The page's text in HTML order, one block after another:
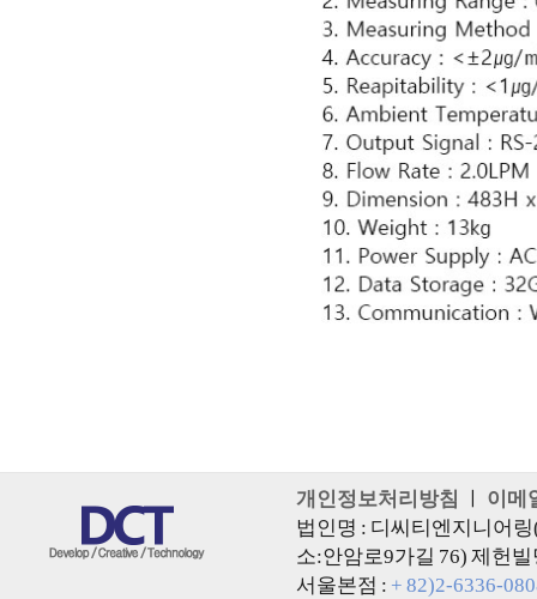
개인정보처리방침
이메
법인명 : 디씨티엔지니어
소:안암로9가길 76) 제헌빌
서울본점 : + 82)2-6336-